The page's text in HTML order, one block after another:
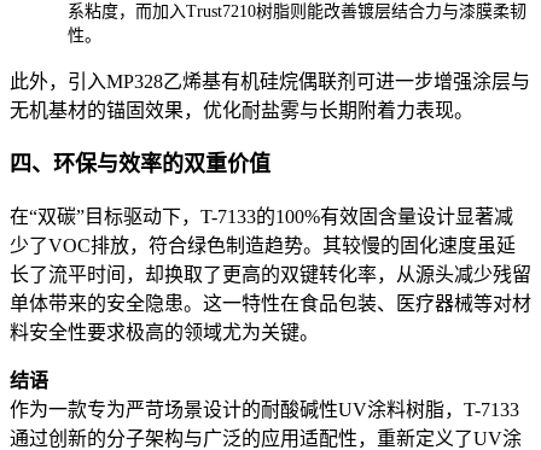
系粘度，而加入Trust7210树脂则能改善镀层结合力与漆膜柔韧
性。
此外，引入MP328乙烯基有机硅烷偶联剂可进一步增强涂层与
无机基材的锚固效果，优化耐盐雾与长期附着力表现。
四、环保与效率的双重价值
在“双碳”目标驱动下，T-7133的100%有效固含量设计显著减
少了VOC排放，符合绿色制造趋势。其较慢的固化速度虽延
长了流平时间，却换取了更高的双键转化率，从源头减少残留
单体带来的安全隐患。这一特性在食品包装、医疗器械等对材
料安全性要求极高的领域尤为关键。
结语
作为一款专为严苛场景设计的耐酸碱性UV涂料树脂，T-7133
通过创新的分子架构与广泛的应用适配性，重新定义了UV涂